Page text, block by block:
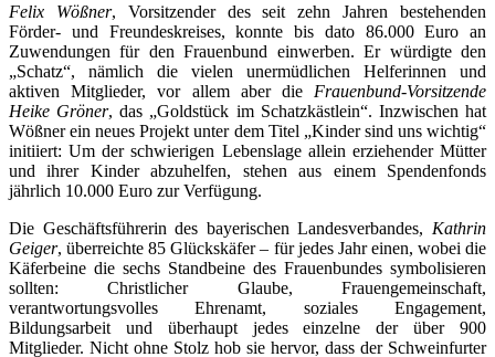
Felix Wößner, Vorsitzender des seit zehn Jahren bestehenden
Förder- und Freundeskreises, konnte bis dato 86.000 Euro an
Zuwendungen für den Frauenbund einwerben. Er würdigte den
„Schatz“, nämlich die vielen unermüdlichen Helferinnen und
aktiven Mitglieder, vor allem aber die Frauenbund-Vorsitzende
Heike Gröner, das „Goldstück im Schatzkästlein“. Inzwischen hat
Wößner ein neues Projekt unter dem Titel „Kinder sind uns wichtig“
initiiert: Um der schwierigen Lebenslage allein erziehender Mütter
und ihrer Kinder abzuhelfen, stehen aus einem Spendenfonds
jährlich 10.000 Euro zur Verfügung.
Die Geschäftsführerin des bayerischen Landesverbandes, Kathrin
Geiger, überreichte 85 Glückskäfer – für jedes Jahr einen, wobei die
Käferbeine die sechs Standbeine des Frauenbundes symbolisieren
sollten: Christlicher Glaube, Frauengemeinschaft,
verantwortungsvolles Ehrenamt, soziales Engagement,
Bildungsarbeit und überhaupt jedes einzelne der über 900
Mitglieder. Nicht ohne Stolz hob sie hervor, dass der Schweinfurter